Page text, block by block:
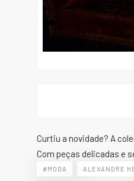
Curtiu a novidade? A
Com peças delicadas e
#MODA ALEXANDRE